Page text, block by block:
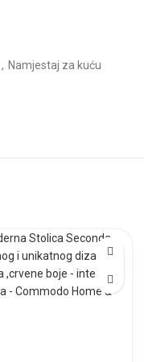
, Namjestaj za kuću